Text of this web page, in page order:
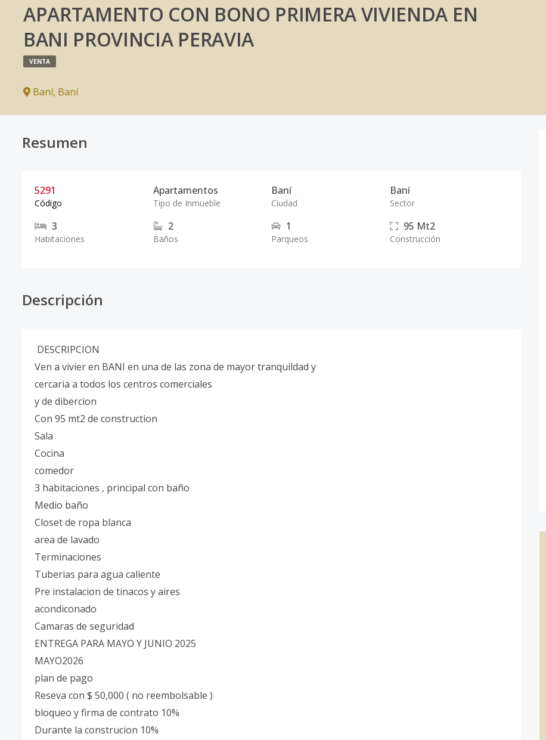
APARTAMENTO CON BONO PRIMERA VIVIENDA EN
BANI PROVINCIA PERAVIA
VENTA
Baní, Baní
Resumen
5291
Código
Apartamentos
Tipo de Inmueble
Baní
Ciudad
Baní
Sector
3
Habitaciones
2
Baños
1
Parqueos
95 Mt2
Construcción
Descripción
DESCRIPCION
Ven a vivier en BANI en una de las zona de mayor tranquildad y
cercaria a todos los centros comerciales
y de dibercion
Con 95 mt2 de construction
Sala
Cocina
comedor
3 habitaciones , principal con baño
Medio baño
Closet de ropa blanca
area de lavado
Terminaciones
Tuberias para agua caliente
Pre instalacion de tinacos y aires
acondiconado
Camaras de seguridad
ENTREGA PARA MAYO Y JUNIO 2025
MAYO2026
plan de pago
Reseva con $ 50,000 ( no reembolsable )
bloqueo y firma de contrato 10%
Durante la construcion 10%